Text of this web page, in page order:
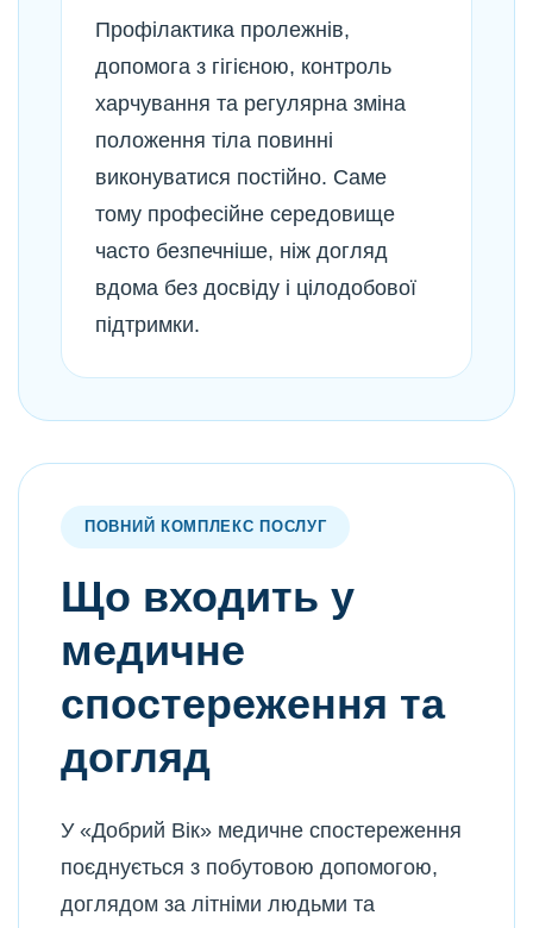
Профілактика пролежнів,
допомога з гігієною, контроль
харчування та регулярна зміна
положення тіла повинні
виконуватися постійно. Саме
тому професійне середовище
часто безпечніше, ніж догляд
вдома без досвіду і цілодобової
підтримки.
ПОВНИЙ КОМПЛЕКС ПОСЛУГ
Що входить у
медичне
спостереження та
догляд
У «Добрий Вік» медичне спостереження
поєднується з побутовою допомогою,
доглядом за літніми людьми та